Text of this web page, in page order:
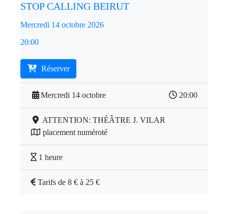
STOP CALLING BEIRUT
Mercredi 14 octobre 2026
20:00
Réserver
Mercredi 14 octobre 20:00
ATTENTION: THÉÂTRE J. VILAR
placement numéroté
1 heure
Tarifs de 8 € à 25 €